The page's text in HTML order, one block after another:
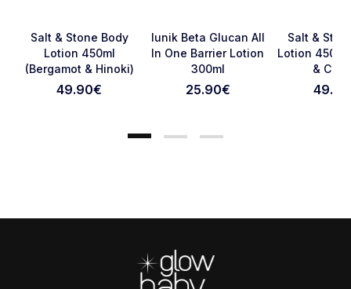
Otkaži pregled
Favorite
Salt & Stone Body
Lotion 450ml
(Bergamot & Hinoki)
49.90€
Favorite
Iunik Beta Glucan All
In One Barrier Lotion
300ml
25.90€
Salt &
Lotion
&
49.90